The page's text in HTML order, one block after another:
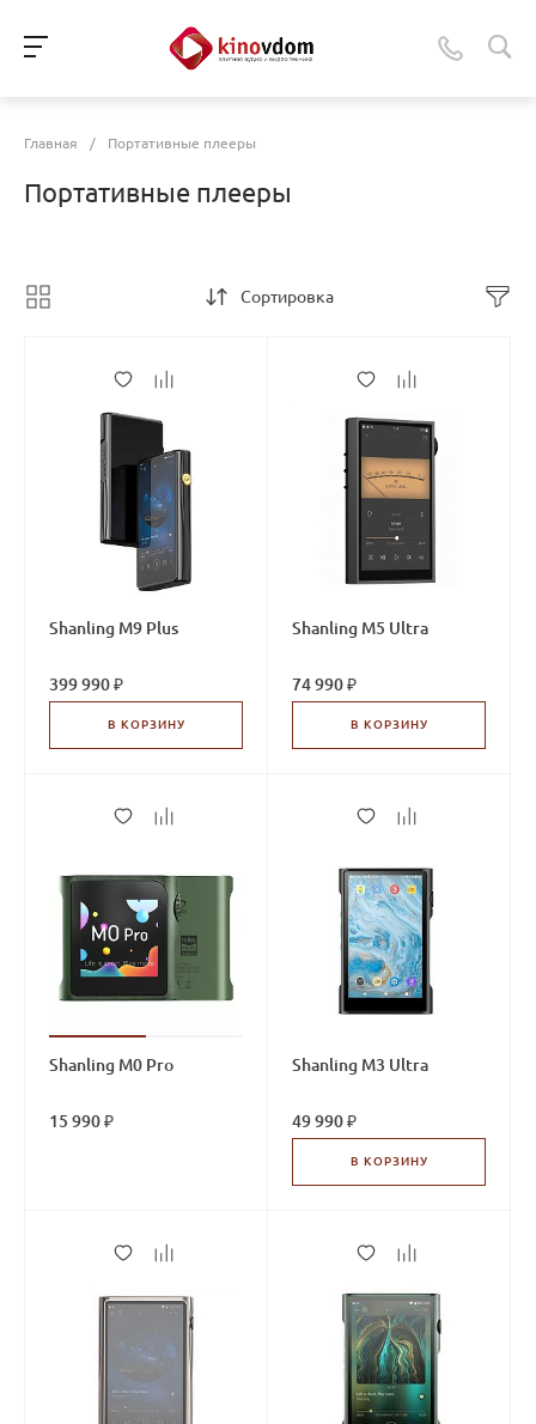
Главная / Портативные плееры
Портативные плееры
Сортировка
Shanling M9 Plus
399 990 ₽
В КОРЗИНУ
Shanling M5 Ultra
74 990 ₽
В КОРЗИНУ
Shanling M0 Pro
15 990 ₽
Shanling M3 Ultra
49 990 ₽
В КОРЗИНУ